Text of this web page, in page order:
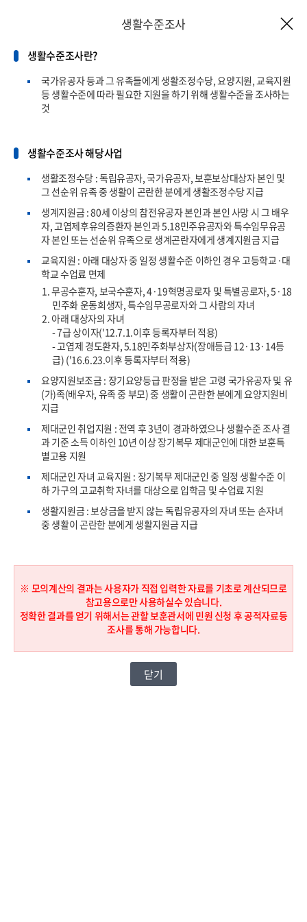
생활수준을 고려한 모의계산
가구 정보 입력
생활수준조사
생활수준조사란?
국가유공자 등과 그 유족들에게 생활조정수당, 요양지원, 교육지원
등 생활수준에 따라 필요한 지원을 하기 위해 생활수준을 조사하는
것
생활수준조사 해당사업
생활조정수당 : 독립유공자, 국가유공자, 보훈보상대상자 본인 및
그 선순위 유족 중 생활이 곤란한 분에게 생활조정수당 지급
생계지원금 : 80세 이상의 참전유공자 본인과 본인 사망 시 그 배우
자, 고엽제후유의증환자 본인과 5.18민주유공자와 특수임무유공
자 본인 또는 선순위 유족으로 생계곤란자에게 생계지원금 지급
교육지원 : 아래 대상자 중 일정 생활수준 이하인 경우 고등학교·대
학교 수업료 면제
1. 무공수훈자, 보국수훈자, 4·19혁명공로자 및 특별공로자, 5·18
민주화 운동희생자, 특수임무공로자와 그 사람의 자녀
2. 아래 대상자의 자녀
- 7급 상이자('12.7.1.이후 등록자부터 적용)
- 고엽제 경도환자, 5.18민주화부상자(장애등급 12·13·14등
급) ('16.6.23.이후 등록자부터 적용)
요양지원보조금 : 장기요양등급 판정을 받은 고령 국가유공자 및 유
(가)족(배우자, 유족 중 부모) 중 생활이 곤란한 분에게 요양지원비
지급
제대군인 취업지원 : 전역 후 3년이 경과하였으나 생활수준 조사 결
과 기준 소득 이하인 10년 이상 장기복무 제대군인에 대한 보훈특
별고용 지원
제대군인 자녀 교육지원 : 장기복무 제대군인 중 일정 생활수준 이
하 가구의 고교취학 자녀를 대상으로 입학금 및 수업료 지원
생활지원금 : 보상금을 받지 않는 독립유공자의 자녀 또는 손자녀
중 생활이 곤란한 분에게 생활지원금 지급
※ 모의계산의 결과는 사용자가 직접 입력한 자료를 기초로 계산되므로
참고용으로만 사용하실수 있습니다.
정확한 결과를 얻기 위해서는 관할 보훈관서에 민원 신청 후 공적자료등
조사를 통해 가능합니다.
닫기
지원구분 선택 생활조정수당ㆍ생계지원금
가구원수 명
소득
근로소득 원
재산소득
기타소득
재산
일반재산
금융재산 원
자동차 원
고급회원권 원
부채
모의계산
※ 모의계산의 결과는 사용자가 직접 입력한 자료를 기초로 계
산되므로 참고용으로만 사용하시기 바랍니다.